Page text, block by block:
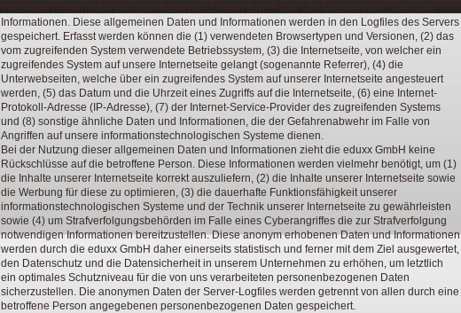
Informationen. Diese allgemeinen Daten und Informationen werden in den Logfiles des Servers
gespeichert. Erfasst werden können die (1) verwendeten Browsertypen und Versionen, (2) das
vom zugreifenden System verwendete Betriebssystem, (3) die Internetseite, von welcher ein
zugreifendes System auf unsere Internetseite gelangt (sogenannte Referrer), (4) die
Unterwebseiten, welche über ein zugreifendes System auf unserer Internetseite angesteuert
werden, (5) das Datum und die Uhrzeit eines Zugriffs auf die Internetseite, (6) eine Internet-
Protokoll-Adresse (IP-Adresse), (7) der Internet-Service-Provider des zugreifenden Systems
und (8) sonstige ähnliche Daten und Informationen, die der Gefahrenabwehr im Falle von
Angriffen auf unsere informationstechnologischen Systeme dienen.
Bei der Nutzung dieser allgemeinen Daten und Informationen zieht die eduxx GmbH keine
Rückschlüsse auf die betroffene Person. Diese Informationen werden vielmehr benötigt, um (1)
die Inhalte unserer Internetseite korrekt auszuliefern, (2) die Inhalte unserer Internetseite sowie
die Werbung für diese zu optimieren, (3) die dauerhafte Funktionsfähigkeit unserer
informationstechnologischen Systeme und der Technik unserer Internetseite zu gewährleisten
sowie (4) um Strafverfolgungsbehörden im Falle eines Cyberangriffes die zur Strafverfolgung
notwendigen Informationen bereitzustellen. Diese anonym erhobenen Daten und Informationen
werden durch die eduxx GmbH daher einerseits statistisch und ferner mit dem Ziel ausgewertet,
den Datenschutz und die Datensicherheit in unserem Unternehmen zu erhöhen, um letztlich
ein optimales Schutzniveau für die von uns verarbeiteten personenbezogenen Daten
sicherzustellen. Die anonymen Daten der Server-Logfiles werden getrennt von allen durch eine
betroffene Person angegebenen personenbezogenen Daten gespeichert.